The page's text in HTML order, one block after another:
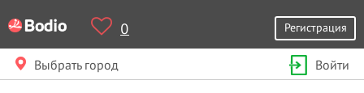
0 Регистрация
Выбрать город Войти